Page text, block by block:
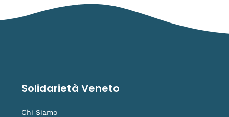
Solidarietà Veneto
Chi Siamo